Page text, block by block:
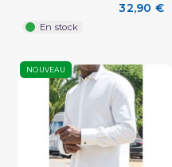
32,90 €
En stock
NOUVEAU